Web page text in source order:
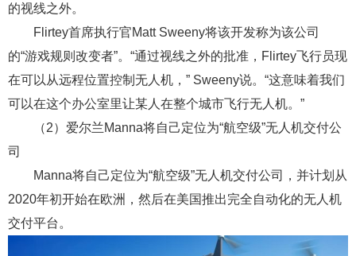
的视线之外。
Flirtey首席执行官Matt Sweeny将该开发称为该公司
的“游戏规则改变者”。“通过视线之外的批准，Flirtey飞行员现
在可以从远程位置控制无人机，” Sweeny说。“这意味着我们
可以在这个办公室里让某人在整个城市飞行无人机。”
（2）爱尔兰Manna将自己定位为“航空级”无人机交付公
司
Manna将自己定位为“航空级”无人机交付公司，并计划从
2020年初开始在欧洲，然后在美国推出完全自动化的无人机
交付平台。